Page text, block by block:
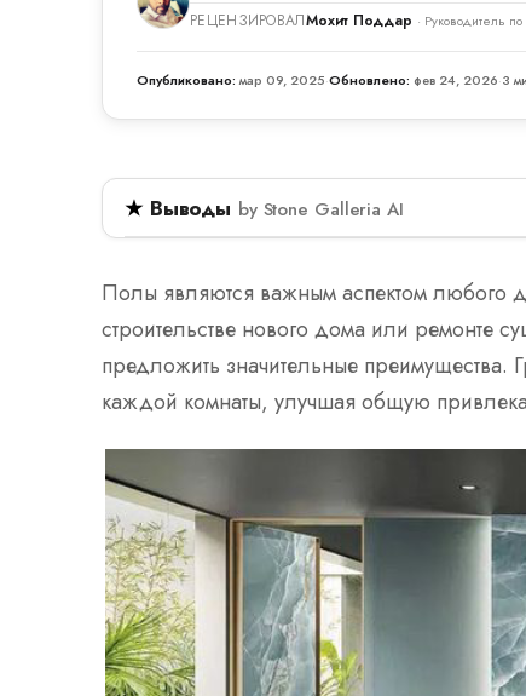
РЕЦЕНЗИРОВАЛМохит Поддар · Руководитель
Опубликовано: мар 09, 2025·Обновлено: фев 24, 2026·3
Выводы by Stone Galleria AI
и бизнеса. Они обладают стойкостью к
подходящими для зон с высокой
могут представлять собой трудности.
Гранитные плитки для пола прочные и
Они обладают стойкостью к теплу,
Установка требует профессионалов из-за
Гранитные плитки предоставляют
прочность и эстетическую
Полы являются важным аспектом любого
строительстве нового дома или ремонте
предложить значительные преимущества.
каждой комнаты, улучшая общую